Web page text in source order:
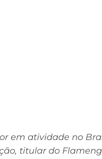
em atividade no
titular do